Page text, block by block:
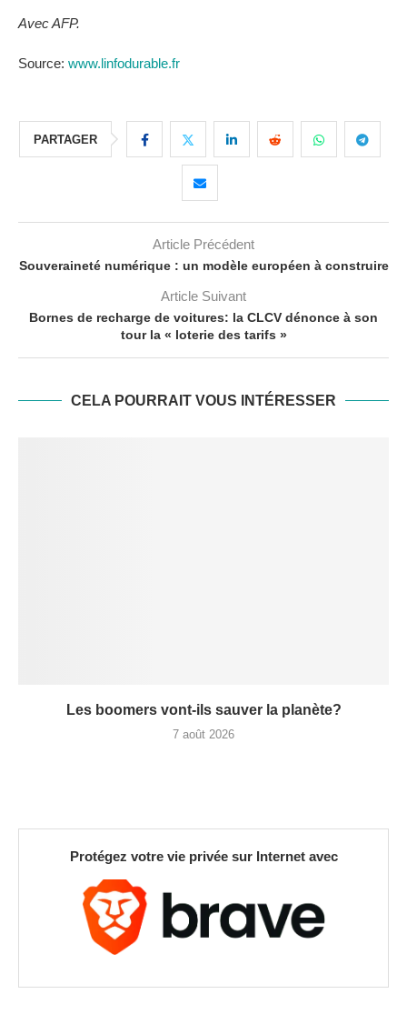
Avec AFP.
Source: www.linfodurable.fr
PARTAGER
Article Précédent
Souveraineté numérique : un modèle européen à construire
Article Suivant
Bornes de recharge de voitures: la CLCV dénonce à son
tour la « loterie des tarifs »
CELA POURRAIT VOUS INTÉRESSER
Les boomers vont-ils sauver la planète?
7 août 2026
Protégez votre vie privée sur Internet avec